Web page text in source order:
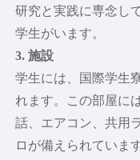
研究と実践に専念し
学生がいます。
3. 施設
学生には、国際学生
れます。この部屋に
話、エアコン、共用
ロが備えられていま